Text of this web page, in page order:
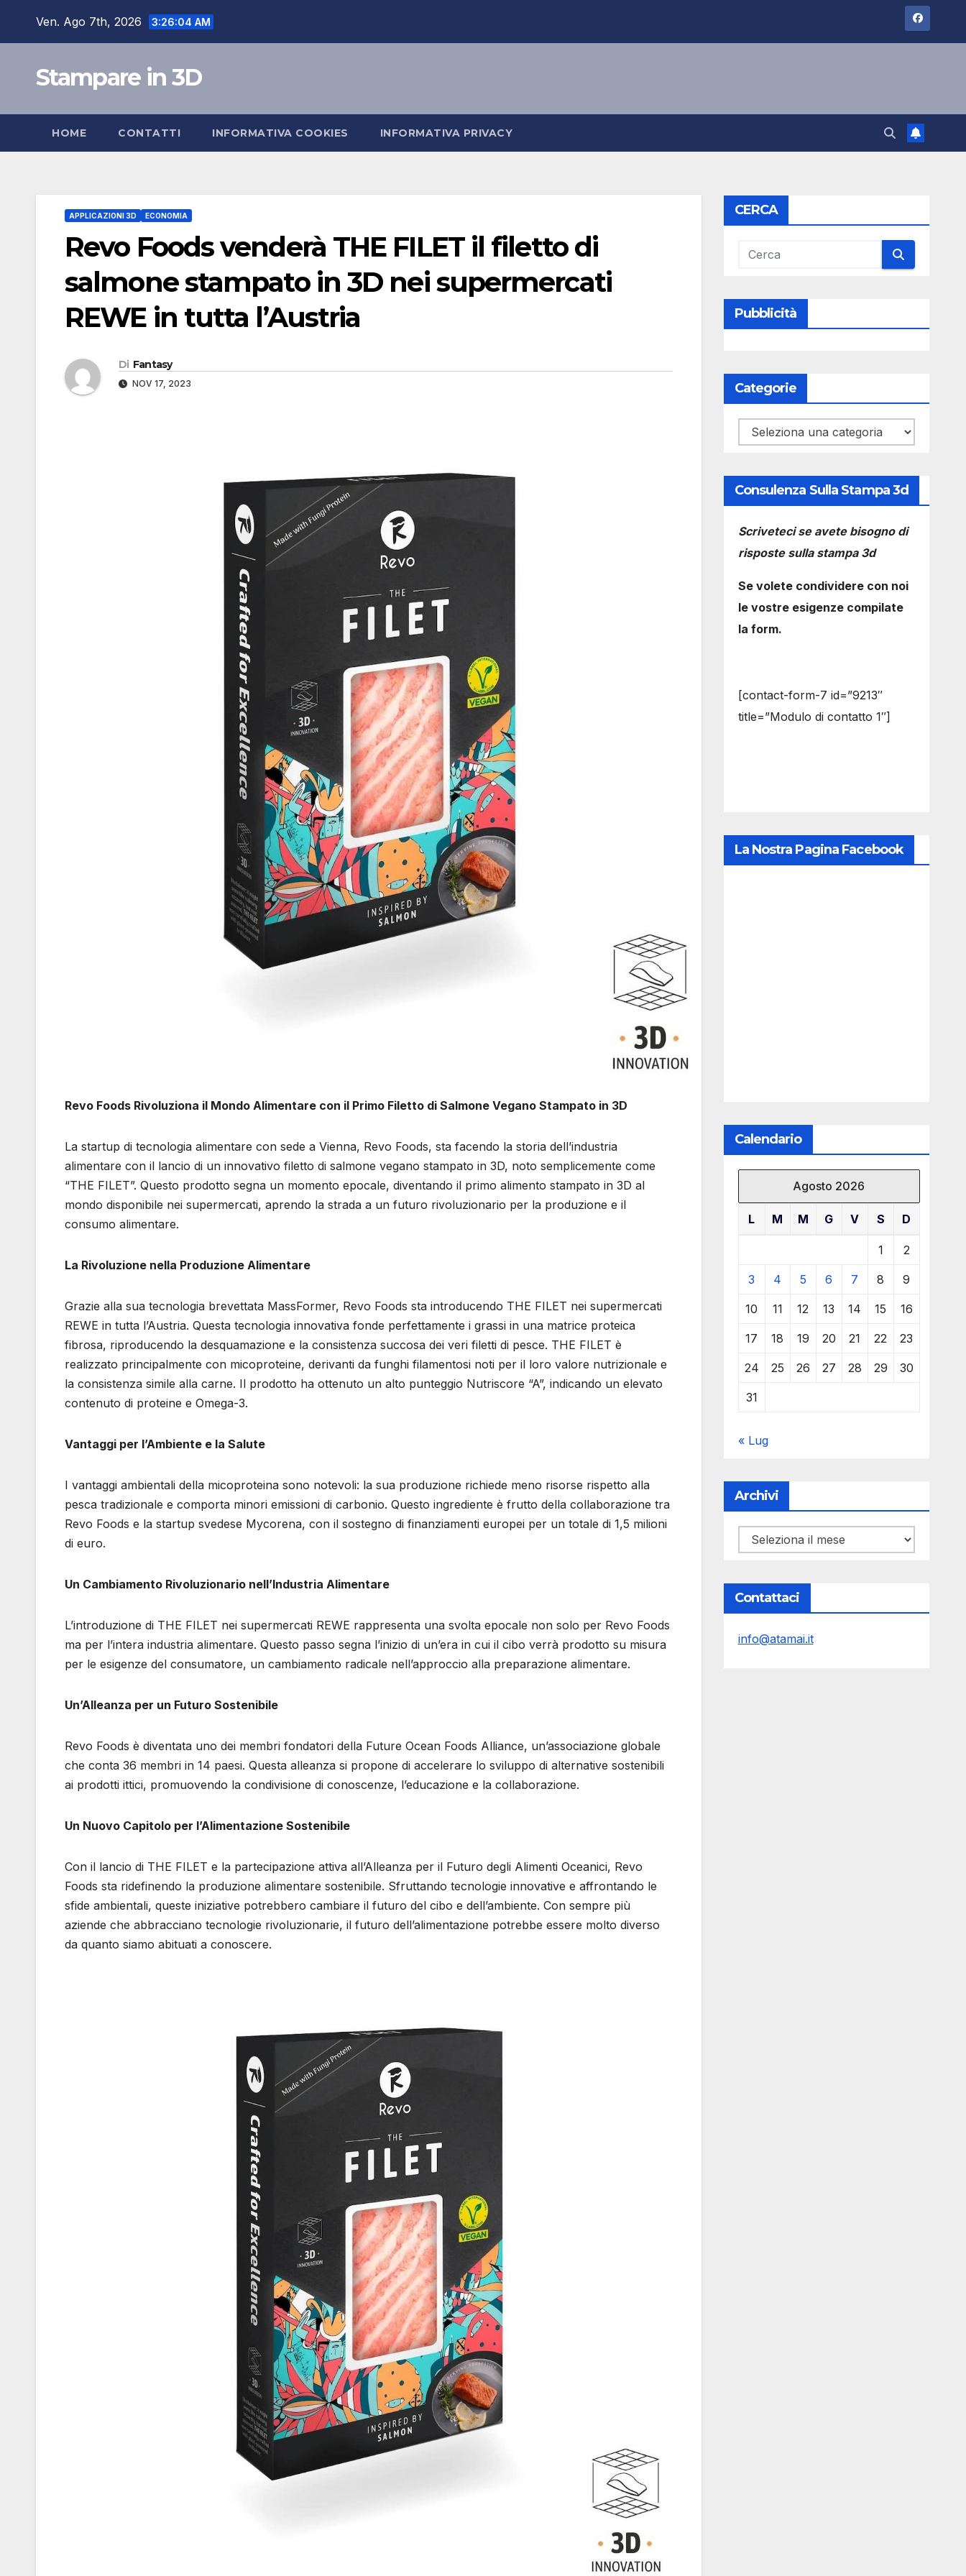
Ven. Ago 7th, 2026 3:26:05 AM
Stampare in 3D
HOME CONTATTI INFORMATIVA COOKIES INFORMATIVA PRIVACY
APPLICAZIONI 3D ECONOMIA
Revo Foods venderà THE FILET il filetto di
salmone stampato in 3D nei supermercati
REWE in tutta l’Austria
Di Fantasy
NOV 17, 2023
Revo Foods Rivoluziona il Mondo Alimentare con il Primo Filetto di Salmone Vegano Stampato in 3D
La startup di tecnologia alimentare con sede a Vienna, Revo Foods, sta facendo la storia dell’industria
alimentare con il lancio di un innovativo filetto di salmone vegano stampato in 3D, noto semplicemente come
“THE FILET”. Questo prodotto segna un momento epocale, diventando il primo alimento stampato in 3D al
mondo disponibile nei supermercati, aprendo la strada a un futuro rivoluzionario per la produzione e il
consumo alimentare.
La Rivoluzione nella Produzione Alimentare
Grazie alla sua tecnologia brevettata MassFormer, Revo Foods sta introducendo THE FILET nei supermercati
REWE in tutta l’Austria. Questa tecnologia innovativa fonde perfettamente i grassi in una matrice proteica
fibrosa, riproducendo la desquamazione e la consistenza succosa dei veri filetti di pesce. THE FILET è
realizzato principalmente con micoproteine, derivanti da funghi filamentosi noti per il loro valore nutrizionale e
la consistenza simile alla carne. Il prodotto ha ottenuto un alto punteggio Nutriscore “A”, indicando un elevato
contenuto di proteine e Omega-3.
Vantaggi per l’Ambiente e la Salute
I vantaggi ambientali della micoproteina sono notevoli: la sua produzione richiede meno risorse rispetto alla
pesca tradizionale e comporta minori emissioni di carbonio. Questo ingrediente è frutto della collaborazione tra
Revo Foods e la startup svedese Mycorena, con il sostegno di finanziamenti europei per un totale di 1,5 milioni
di euro.
Un Cambiamento Rivoluzionario nell’Industria Alimentare
L’introduzione di THE FILET nei supermercati REWE rappresenta una svolta epocale non solo per Revo Foods
ma per l’intera industria alimentare. Questo passo segna l’inizio di un’era in cui il cibo verrà prodotto su misura
per le esigenze del consumatore, un cambiamento radicale nell’approccio alla preparazione alimentare.
Un’Alleanza per un Futuro Sostenibile
Revo Foods è diventata uno dei membri fondatori della Future Ocean Foods Alliance, un’associazione globale
che conta 36 membri in 14 paesi. Questa alleanza si propone di accelerare lo sviluppo di alternative sostenibili
ai prodotti ittici, promuovendo la condivisione di conoscenze, l’educazione e la collaborazione.
Un Nuovo Capitolo per l’Alimentazione Sostenibile
Con il lancio di THE FILET e la partecipazione attiva all’Alleanza per il Futuro degli Alimenti Oceanici, Revo
Foods sta ridefinendo la produzione alimentare sostenibile. Sfruttando tecnologie innovative e affrontando le
sfide ambientali, queste iniziative potrebbero cambiare il futuro del cibo e dell’ambiente. Con sempre più
aziende che abbracciano tecnologie rivoluzionarie, il futuro dell’alimentazione potrebbe essere molto diverso
da quanto siamo abituati a conoscere.
CERCA
Pubblicità
Categorie
Categorie
Consulenza Sulla Stampa 3d
Scriveteci se avete bisogno di
risposte sulla stampa 3d
Se volete condividere con noi
le vostre esigenze compilate
la form.
[contact-form-7 id=”9213″
title=”Modulo di contatto 1″]
La Nostra Pagina Facebook
Calendario
Agosto 2026
L M M G V S D
1 2
3 4 5 6 7 8 9
10 11 12 13 14 15 16
17 18 19 20 21 22 23
24 25 26 27 28 29 30
31
« Lug
Archivi
Archivi
Contattaci
info@atamai.it